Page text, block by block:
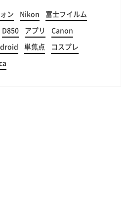
ン Nikon 富士フイルム
D850 アプリ Canon
単焦点 コスプレ